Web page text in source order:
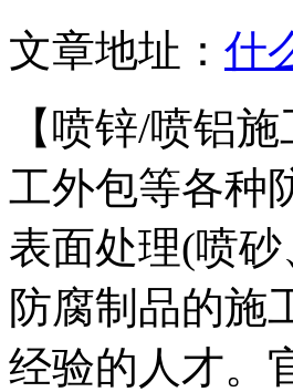
文章地址： 什
【喷锌/喷铝
工外包等各种
表面处理(喷
防腐制品的施
经验的人才。